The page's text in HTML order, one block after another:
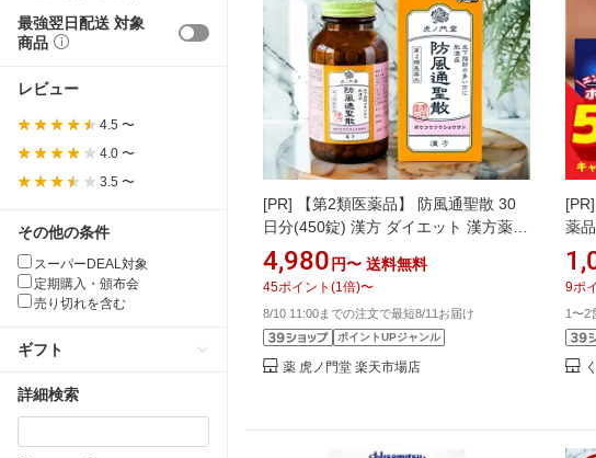
最強翌日配送 対象
商品
レビュー
4.5 〜
4.0 〜
3.5 〜
その他の条件
スーパーDEAL対象
定期購入・頒布会
売り切れを含む
ギフト
詳細検索
[PR]
【第2類医薬品】 防風通聖散 30
日分(450錠) 漢方 ダイエット 漢方薬
肥満 肥満症 便秘 便秘解消 むくみ 浮腫
粒 粒タイプ 錠 錠剤 市販 市販薬（セル
フメディケーション税制対象商品）高
血圧や肥満に伴う動悸・肩こり
4,980 円〜 送料無料
45ポイント (1倍)〜
8/10 11:00までの注文で最短8/11お届け
ポイントUPジャンル
薬 虎ノ門堂 楽天市場店
[PR]
薬
便
ロ
玉
ビ
ロ
9ポ
1〜2